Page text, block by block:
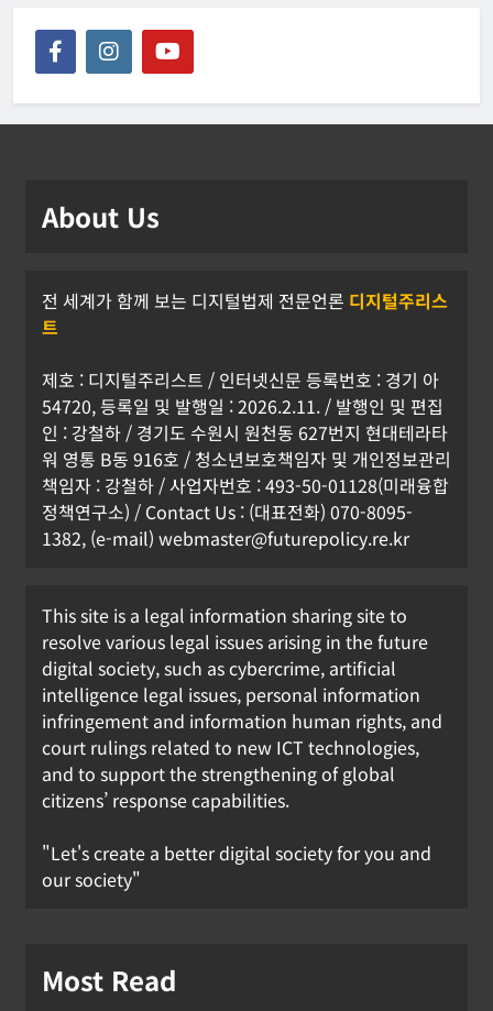
About Us
전 세계가 함께 보는 디지털법제 전문언론 디지털주리스
트
제호 : 디지털주리스트 / 인터넷신문 등록번호 : 경기 아
54720, 등록일 및 발행일 : 2026.2.11. / 발행인 및 편집
인 : 강철하 / 경기도 수원시 원천동 627번지 현대테라타
워 영통 B동 916호 / 청소년보호책임자 및 개인정보관리
책임자 : 강철하 / 사업자번호 : 493-50-01128(미래융합
정책연구소) / Contact Us : (대표전화) 070-8095-
1382, (e-mail) webmaster@futurepolicy.re.kr
This site is a legal information sharing site to
resolve various legal issues arising in the future
digital society, such as cybercrime, artificial
intelligence legal issues, personal information
infringement and information human rights, and
court rulings related to new ICT technologies,
and to support the strengthening of global
citizens’ response capabilities.
"Let's create a better digital society for you and
our society"
Most Read